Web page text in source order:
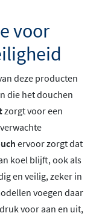
voor
deze producten
die het douchen
zorgt voor een
ervoor zorgt dat
koel blijft, ook als
en veilig, zeker in
voegen daar
voor aan en uit,